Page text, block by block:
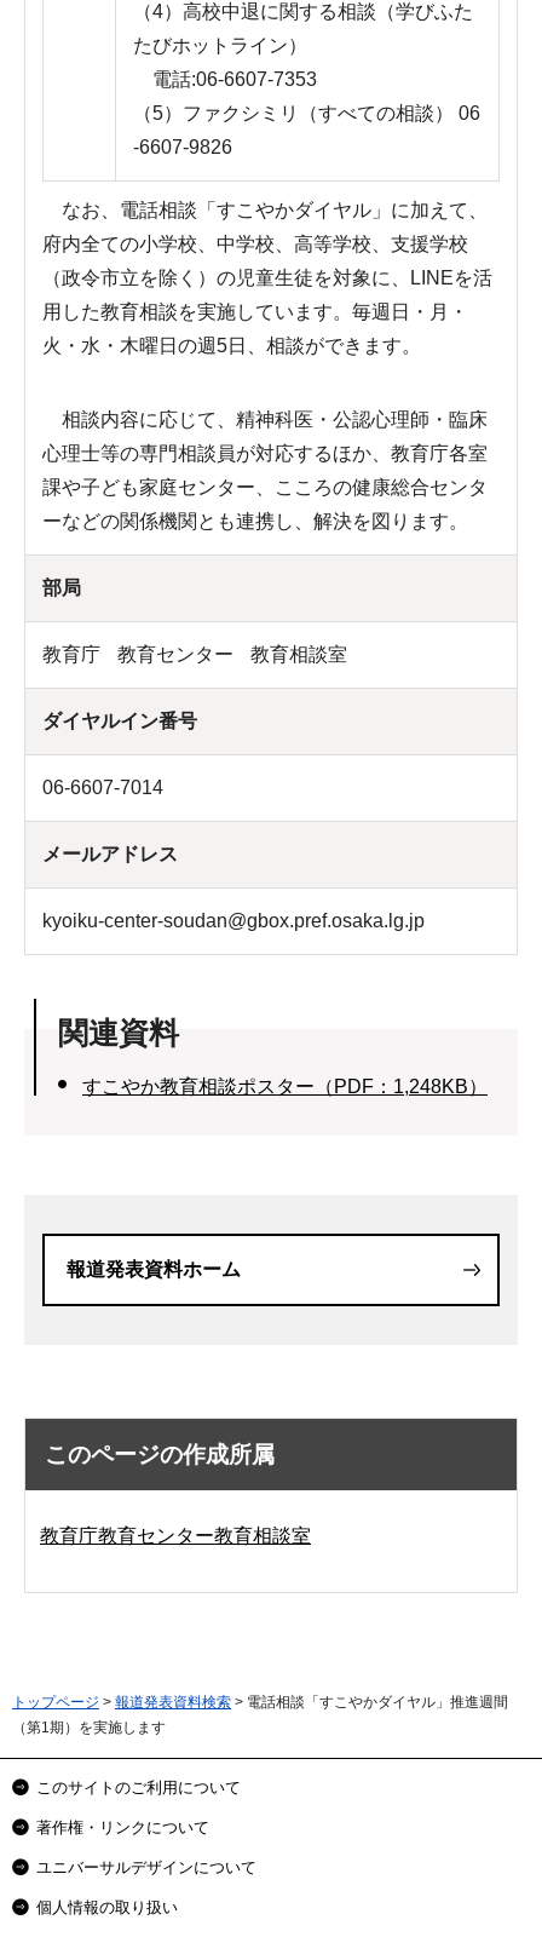
（4）高校中退に関する相談（学びふた
たびホットライン）
電話:06-6607-7353
（5）ファクシミリ（すべての相談） 06
-6607-9826
なお、電話相談「すこやかダイヤル」に加えて、
府内全ての小学校、中学校、高等学校、支援学校
（政令市立を除く）の児童生徒を対象に、LINEを活
用した教育相談を実施しています。毎週日・月・
火・水・木曜日の週5日、相談ができます。
相談内容に応じて、精神科医・公認心理師・臨床
心理士等の専門相談員が対応するほか、教育庁各室
課や子ども家庭センター、こころの健康総合センタ
ーなどの関係機関とも連携し、解決を図ります。
部局
教育庁 教育センター 教育相談室
ダイヤルイン番号
06-6607-7014
メールアドレス
kyoiku-center-soudan@gbox.pref.osaka.lg.jp
関連資料
すこやか教育相談ポスター（PDF：1,248KB）
報道発表資料ホーム
このページの作成所属
教育庁教育センター教育相談室
トップページ > 報道発表資料検索 > 電話相談「すこやかダイヤル」推進週間
（第1期）を実施します
このサイトのご利用について
著作権・リンクについて
ユニバーサルデザインについて
個人情報の取り扱い